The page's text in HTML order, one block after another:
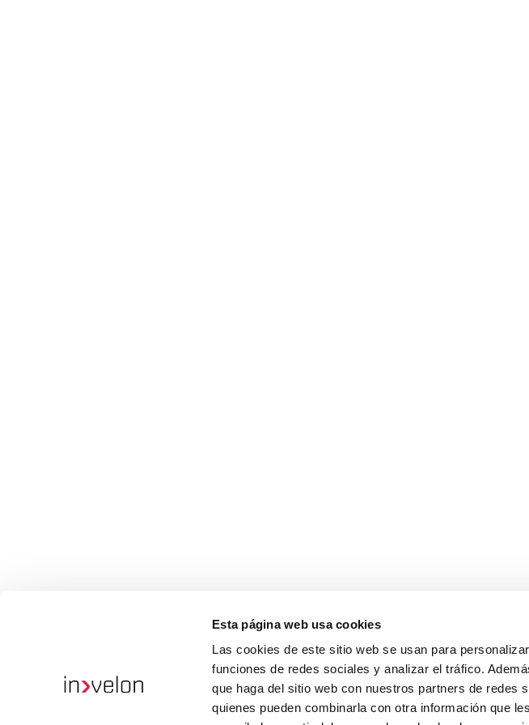
Esta página web usa cookies
Las cookies de este sitio web se usan para
funciones de redes sociales y analizar el tráfico.
que haga del sitio web con nuestros partners de redes
quienes pueden combinarla con otra información que